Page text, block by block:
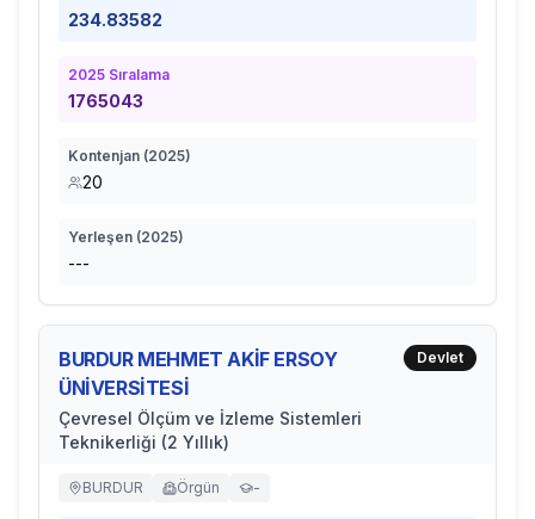
234.83582
2025 Sıralama
1765043
Kontenjan (2025)
20
Yerleşen (2025)
---
BURDUR MEHMET AKİF ERSOY
ÜNİVERSİTESİ
Çevresel Ölçüm ve İzleme Sistemleri
Teknikerliği (2 Yıllık)
Devlet
BURDUR Örgün -